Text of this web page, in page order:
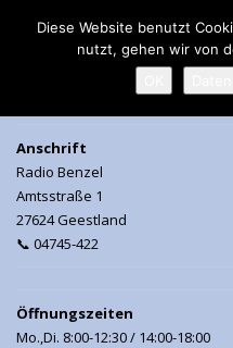
Anschrift
Radio Benzel
Amtsstraße 1
27624 Geestland
📞 04745-422
Öffnungszeiten
Mo.,Di. 8:00-12:30 / 14:00-18:00
Diese Website benutzt
nutzt, gehen wir von